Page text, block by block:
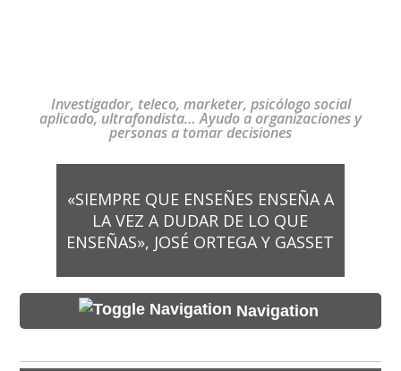
Investigador, teleco, marketer, psicólogo social
aplicado, ultrafondista… Ayudo a organizaciones y
personas a tomar decisiones
«SIEMPRE QUE ENSEÑES ENSEÑA A
LA VEZ A DUDAR DE LO QUE
ENSEÑAS», JOSÉ ORTEGA Y GASSET
Navigation